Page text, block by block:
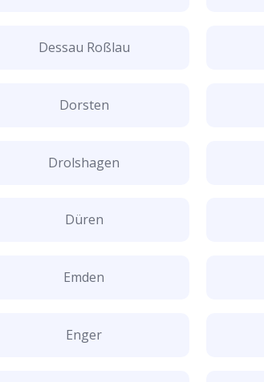
Dessau Roßlau
Dorsten
Drolshagen
Düren
Emden
Enger